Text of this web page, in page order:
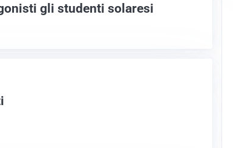
gli studenti solaresi